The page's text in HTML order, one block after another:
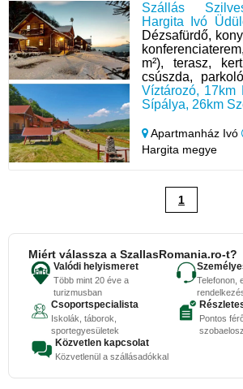
Szállás
Hargita Ivó
Dézsafürdő,
m²), terasz,
csúszda, parkoló
Víztározó, 17km
Sípálya, 26km
Apartmanház Ivó
Hargita megye
1
Miért válassza a SzallasRomania.ro-t?
Valódi helyismeret
Több mint 20 éve a
turizmusban
Telefonon,
Csoportspecialista
Iskolák, táborok,
sportegyesületek
Pontos
Közvetlen kapcsolat
Közvetlenül a szállásadókkal